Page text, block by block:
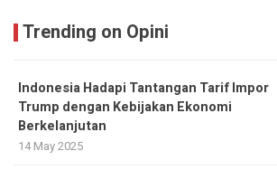
Trending on Opini
Indonesia Hadapi Tantangan Tarif Impor
Trump dengan Kebijakan Ekonomi
Berkelanjutan
14 May 2025